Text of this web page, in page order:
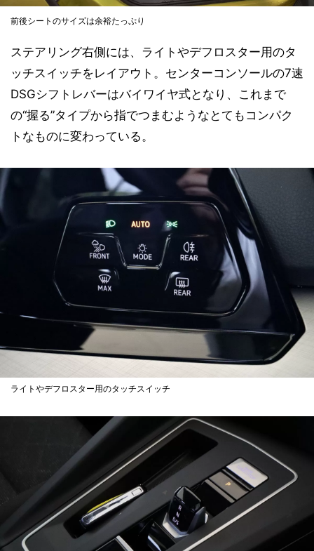
前後シートのサイズは余裕たっぷり
ステアリング右側には、ライトやデフロスター用のタ
ッチスイッチをレイアウト。センターコンソールの7速
DSGシフトレバーはバイワイヤ式となり、これまで
の“握る”タイプから指でつまむようなとてもコンパク
トなものに変わっている。
ライトやデフロスター用のタッチスイッチ